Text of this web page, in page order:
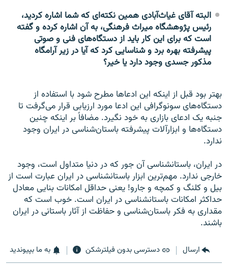
البته آقای غیاث‌آبادی همین نکته‌ای که شما اشاره کردید،
رئیس پژوهشگاه میراث فرهنگی، به آن اشاره کرده و گفته
است که برای این کار باید از دستگاه‌های فنی و صوتی
پیشرفته بهره برد و شناسایی کرد که آیا در زیر آرامگاه
مذکور جسدی وجود دارد یا خیر؟
بهتر بود قبل از اینکه این ادعاها مطرح شود با استفاده از
دستگاه‌های سونوگرافی این ادعا مورد ارزیابی قرار می‌گرفت تا
جنبه یک ادعای بازاری به خود نگیرد. مضافاً بر اینکه چنین
دستگاه‌ها و ابزارآلات پیشرفته باستان‌شناسی در ایران وجود
ندارد.
در ایران، باستانشناسی آن جور که در دنیا متداول است، وجود
خارجی ندارد. مهم‌ترین ابزار باستانشناسی در ایران عبارت است از
بیل و کلنگ و کمچه و جارو! یعنی حداقل امکانات بنایی معادل
حداکثر امکانات باستانشناسی در ایران است. خوب است که
مقداری به فکر باستان‌شناسی و حفاظت از آثار باستانی در ایران
باشند.
ارسال دسترسی بدون فیلترشکن به ما بپیوندید